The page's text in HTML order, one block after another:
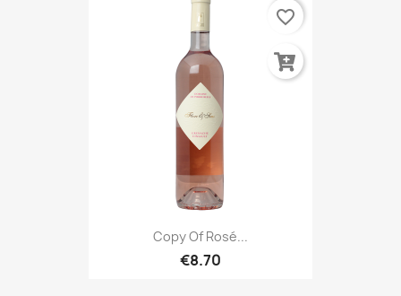
Copy Of Rosé...
€8.70
favorite_border